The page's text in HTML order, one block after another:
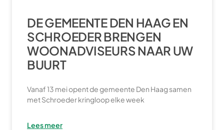
DE GEMEENTE DEN HAAG EN
SCHROEDER BRENGEN
WOONADVISEURS NAAR UW
BUURT
Vanaf 13 mei opent de gemeente Den Haag samen
met Schroeder kringloop elke week
Lees meer